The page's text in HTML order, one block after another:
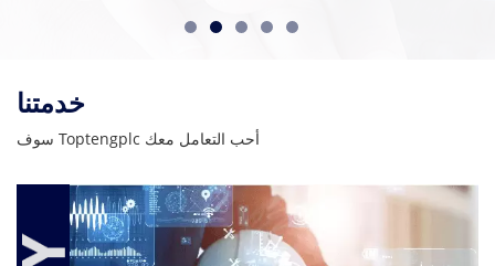
خدمتنا
سوف Toptengplc أحب التعامل معك